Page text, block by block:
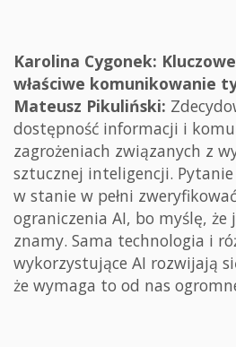
Karolina Cygonek:
właściwe komunikowanie
Mateusz Pikuliński:
dostępność informacji i
zagrożeniach związanych z
sztucznej inteligencji.
w stanie w pełni
ograniczenia AI, bo myślę, że
znamy. Sama technologia i
wykorzystujące AI rozwijają
że wymaga to od nas